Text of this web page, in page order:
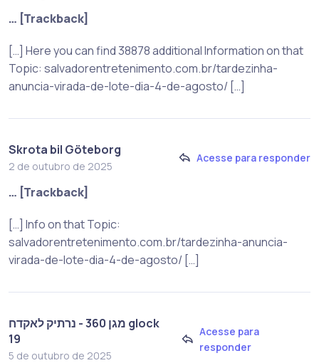
… [Trackback]
[…] Here you can find 38878 additional Information on that
Topic: salvadorentretenimento.com.br/tardezinha-
anuncia-virada-de-lote-dia-4-de-agosto/ […]
Skrota bil Göteborg
2 de outubro de 2025
Acesse para responder
… [Trackback]
[…] Info on that Topic:
salvadorentretenimento.com.br/tardezinha-anuncia-
virada-de-lote-dia-4-de-agosto/ […]
מגן 360 - נרתיק לאקדח glock
19
5 de outubro de 2025
Acesse para
responder